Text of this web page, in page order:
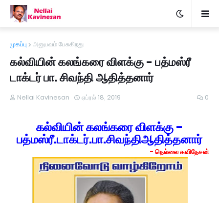
முகப்பு அனுபவம் பேசுகிறது
கல்வியின் கலங்கரை விளக்கு - பத்மஸ்ரீ
டாக்டர் பா. சிவந்தி ஆதித்தனார்
Nellai Kavinesan ஏப்ரல் 18, 2019 0
கல்வியின் கலங்கரை விளக்கு -
பத்மஸ்ரீ.டாக்டர்.பா.சிவந்திஆதித்தனார்
- நெல்லை கவிநேசன்